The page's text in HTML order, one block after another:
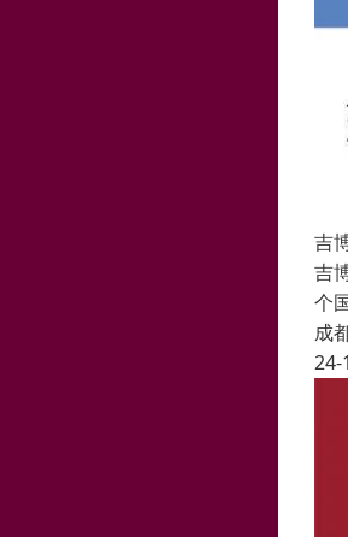
吉
吉
个
成
24-